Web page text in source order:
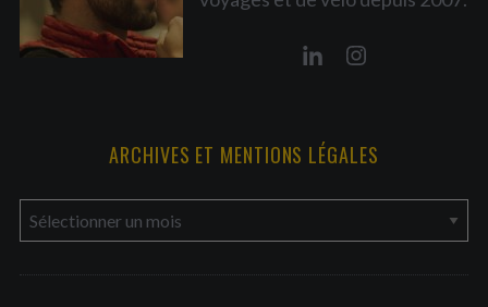
ARCHIVES ET MENTIONS LÉGALES
r
c